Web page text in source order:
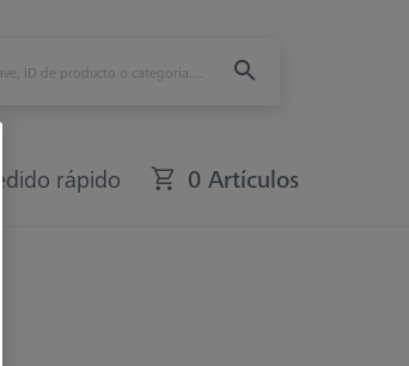
rápido 0 Artículos